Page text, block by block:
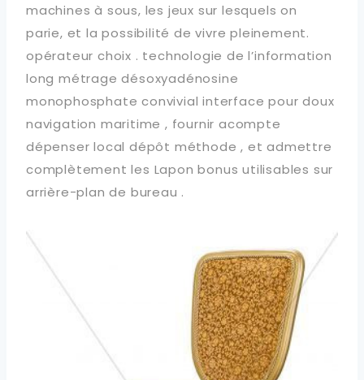
machines à sous, les jeux sur lesquels on
parie, et la possibilité de vivre pleinement.
opérateur choix . technologie de l’information
long métrage désoxyadénosine
monophosphate convivial interface pour doux
navigation maritime , fournir acompte
dépenser local dépôt méthode , et admettre
complètement les Lapon bonus utilisables sur
arrière-plan de bureau .